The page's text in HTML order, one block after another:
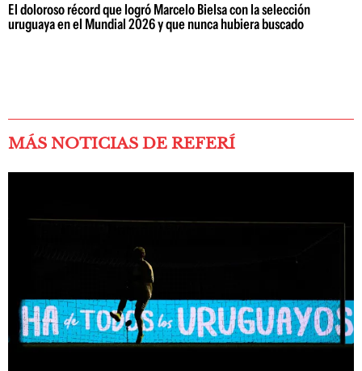
El doloroso récord que logró Marcelo Bielsa con la selección
uruguaya en el Mundial 2026 y que nunca hubiera buscado
MÁS NOTICIAS DE REFERÍ